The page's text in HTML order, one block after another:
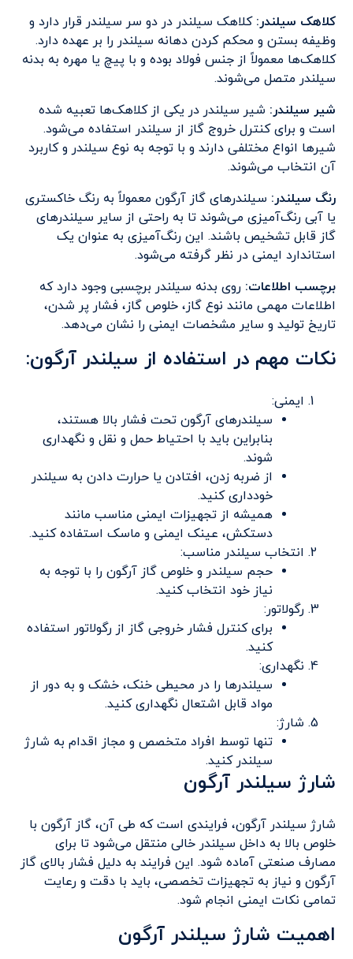
کلاهک سیلندر: کلاهک سیلندر در دو سر سیلندر قرار دارد و
وظیفه بستن و محکم کردن دهانه سیلندر را بر عهده دارد.
کلاهک‌ها معمولاً از جنس فولاد بوده و با پیچ یا مهره به بدنه
سیلندر متصل می‌شوند.
شیر سیلندر: شیر سیلندر در یکی از کلاهک‌ها تعبیه شده
است و برای کنترل خروج گاز از سیلندر استفاده می‌شود.
شیرها انواع مختلفی دارند و با توجه به نوع سیلندر و کاربرد
آن انتخاب می‌شوند.
رنگ سیلندر: سیلندرهای گاز آرگون معمولاً به رنگ خاکستری
یا آبی رنگ‌آمیزی می‌شوند تا به راحتی از سایر سیلندرهای
گاز قابل تشخیص باشند. این رنگ‌آمیزی به عنوان یک
استاندارد ایمنی در نظر گرفته می‌شود.
برچسب اطلاعات: روی بدنه سیلندر برچسبی وجود دارد که
اطلاعات مهمی مانند نوع گاز، خلوص گاز، فشار پر شدن،
تاریخ تولید و سایر مشخصات ایمنی را نشان می‌دهد.
نکات مهم در استفاده از سیلندر آرگون:
ایمنی:
سیلندرهای آرگون تحت فشار بالا هستند،
بنابراین باید با احتیاط حمل و نقل و نگهداری
شوند.
از ضربه زدن، افتادن یا حرارت دادن به سیلندر
خودداری کنید.
همیشه از تجهیزات ایمنی مناسب مانند
دستکش، عینک ایمنی و ماسک استفاده کنید.
انتخاب سیلندر مناسب:
حجم سیلندر و خلوص گاز آرگون را با توجه به
نیاز خود انتخاب کنید.
رگولاتور:
برای کنترل فشار خروجی گاز از رگولاتور استفاده
کنید.
نگهداری:
سیلندرها را در محیطی خنک، خشک و به دور از
مواد قابل اشتعال نگهداری کنید.
شارژ:
تنها توسط افراد متخصص و مجاز اقدام به شارژ
سیلندر کنید.
شارژ سیلندر آرگون
شارژ سیلندر آرگون، فرایندی است که طی آن، گاز آرگون با
خلوص بالا به داخل سیلندر خالی منتقل می‌شود تا برای
مصارف صنعتی آماده شود. این فرایند به دلیل فشار بالای گاز
آرگون و نیاز به تجهیزات تخصصی، باید با دقت و رعایت
تمامی نکات ایمنی انجام شود.
اهمیت شارژ سیلندر آرگون